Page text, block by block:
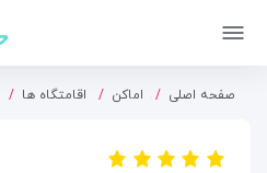
صفحه اصلی اماکن اقامتگاه ها